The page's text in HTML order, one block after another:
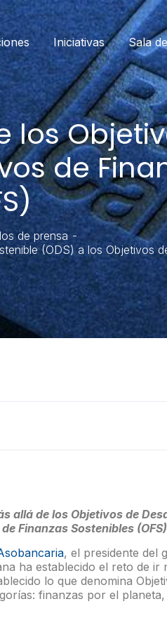
Iniciativas Sala
los
de
de prensa
(ODS) a los Objetivos
allá de los Objetivos de
Finanzas Sostenibles
, el presidente del
ha establecido el reto de ir
lo que denomina
finanzas por el